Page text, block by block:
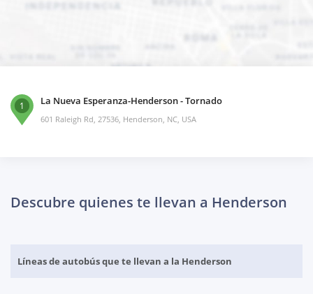
1 La Nueva Esperanza-Henderson - Tornado
601 Raleigh Rd, 27536, Henderson, NC, USA
Descubre quienes te llevan a Henderson
Líneas de autobús que te llevan a la Henderson